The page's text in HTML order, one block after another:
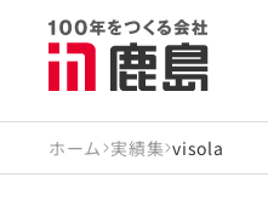
ホーム 実績集 visola